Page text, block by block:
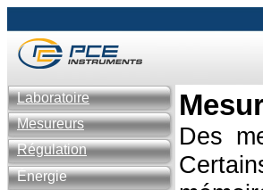
Laboratoire
Mesureurs
Régulation
Énergie
Des